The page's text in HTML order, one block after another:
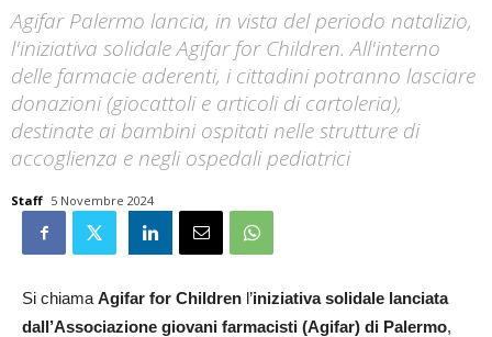
Agifar Palermo lancia, in vista del periodo natalizio,
l'iniziativa solidale Agifar for Children. All'interno
delle farmacie aderenti, i cittadini potranno lasciare
donazioni (giocattoli e articoli di cartoleria),
destinate ai bambini ospitati nelle strutture di
accoglienza e negli ospedali pediatrici
Staff 5 Novembre 2024
Si chiama Agifar for Children l’iniziativa solidale lanciata
dall’Associazione giovani farmacisti (Agifar) di Palermo,